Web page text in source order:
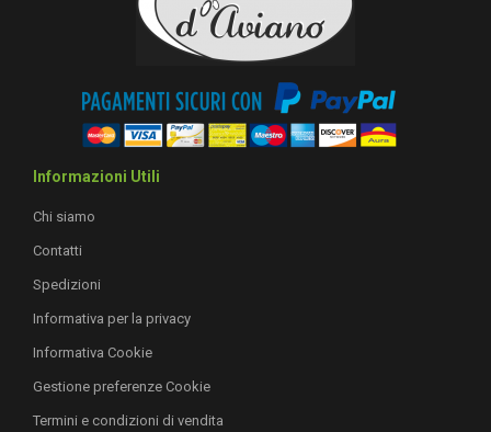
Informazioni Utili
Chi siamo
Contatti
Spedizioni
Informativa per la privacy
Informativa Cookie
Gestione preferenze Cookie
Termini e condizioni di vendita